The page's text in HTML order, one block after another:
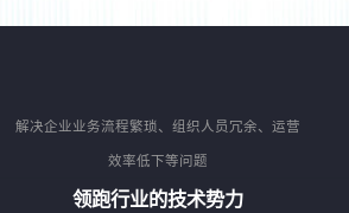
解决企业业务流程繁琐、组织人员冗余、运营
效率低下等问题
领跑行业的技术势力